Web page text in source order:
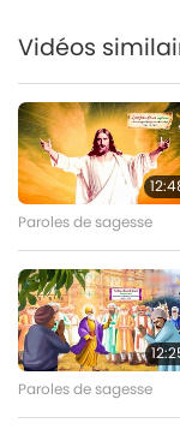
Vidéos
Paroles de sagesse
Paroles de sagesse